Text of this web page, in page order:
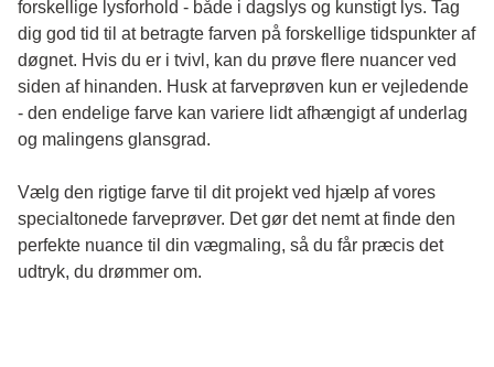
forskellige lysforhold - både i dagslys og kunstigt lys. Tag
dig god tid til at betragte farven på forskellige tidspunkter af
døgnet. Hvis du er i tvivl, kan du prøve flere nuancer ved
siden af hinanden. Husk at farveprøven kun er vejledende
- den endelige farve kan variere lidt afhængigt af underlag
og malingens glansgrad.
Vælg den rigtige farve til dit projekt ved hjælp af vores
specialtonede farveprøver. Det gør det nemt at finde den
perfekte nuance til din vægmaling, så du får præcis det
udtryk, du drømmer om.